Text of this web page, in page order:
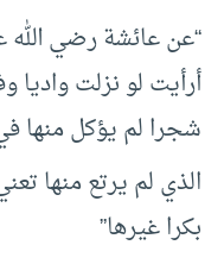
“عن عائشة رضي الله
أرأيت لو نزلت
شجرا لم يؤكل منها
الذي لم يرتع منها
بكرا غيرها”